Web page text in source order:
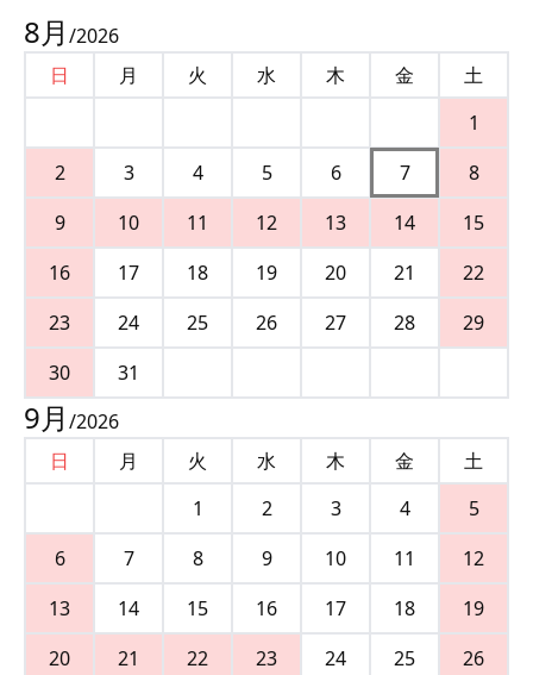
8月 /2026
日
月 火 水 木 金
土
1
2
3 4 5 6 7
8
9
10 11 12 13 14
15
16
17 18 19 20 21
22
23
24 25 26 27 28
29
30
31
9月 /2026
日
月 火 水 木 金
土
1
2 3 4
5
6
7 8 9 10 11
12
13
14 15 16 17 18
19
20
21 22 23 24 25
26